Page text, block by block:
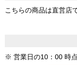
こちらの商品は直営店
※ 営業日の10：00 時